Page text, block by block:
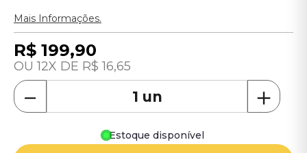
Mais Informações.
R$ 199,90
12 R$ 16,65
＋
－
Estoque disponível